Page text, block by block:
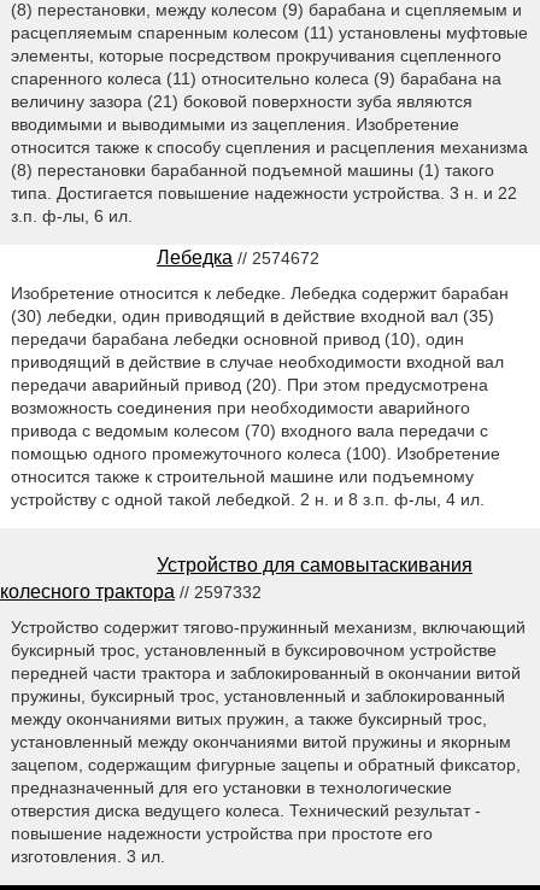
(8) перестановки, между колесом (9) барабана и сцепляемым и
расцепляемым спаренным колесом (11) установлены муфтовые
элементы, которые посредством прокручивания сцепленного
спаренного колеса (11) относительно колеса (9) барабана на
величину зазора (21) боковой поверхности зуба являются
вводимыми и выводимыми из зацепления. Изобретение
относится также к способу сцепления и расцепления механизма
(8) перестановки барабанной подъемной машины (1) такого
типа. Достигается повышение надежности устройства. 3 н. и 22
з.п. ф-лы, 6 ил.
Лебедка // 2574672
Изобретение относится к лебедке. Лебедка содержит барабан
(30) лебедки, один приводящий в действие входной вал (35)
передачи барабана лебедки основной привод (10), один
приводящий в действие в случае необходимости входной вал
передачи аварийный привод (20). При этом предусмотрена
возможность соединения при необходимости аварийного
привода с ведомым колесом (70) входного вала передачи с
помощью одного промежуточного колеса (100). Изобретение
относится также к строительной машине или подъемному
устройству с одной такой лебедкой. 2 н. и 8 з.п. ф-лы, 4 ил.
Устройство для самовытаскивания
колесного трактора // 2597332
Устройство содержит тягово-пружинный механизм, включающий
буксирный трос, установленный в буксировочном устройстве
передней части трактора и заблокированный в окончании витой
пружины, буксирный трос, установленный и заблокированный
между окончаниями витых пружин, а также буксирный трос,
установленный между окончаниями витой пружины и якорным
зацепом, содержащим фигурные зацепы и обратный фиксатор,
предназначенный для его установки в технологические
отверстия диска ведущего колеса. Технический результат -
повышение надежности устройства при простоте его
изготовления. 3 ил.